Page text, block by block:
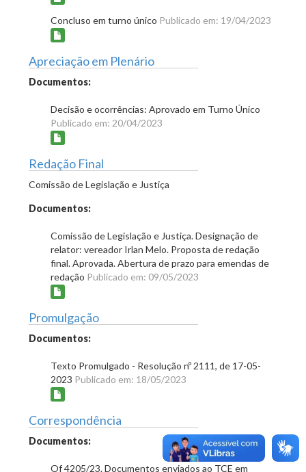
Concluso em turno único Publicado em: 19/04/2023
Apreciação em Plenário
Documentos:
Decisão e ocorrências: Aprovado em Turno Único
Publicado em: 20/04/2023
Redação Final
Comissão de Legislação e Justiça
Documentos:
Comissão de Legislação e Justiça. Designação de
relator: vereador Irlan Melo. Proposta de redação
final. Aprovada. Abertura de prazo para emendas de
redação Publicado em: 09/05/2023
Promulgação
Documentos:
Texto Promulgado - Resolução nº 2111, de 17-05-
2023 Publicado em: 18/05/2023
Correspondência
Documentos:
Of 4205/23. Documentos enviados ao TCE em